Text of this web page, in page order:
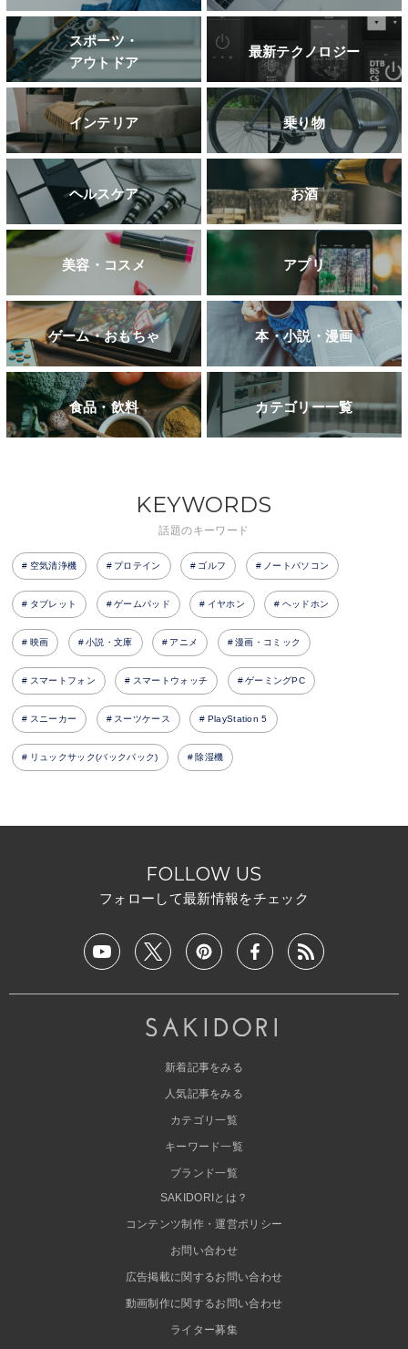
スポーツ・
アウトドア
最新テクノロジー
インテリア 乗り物
ヘルスケア お酒
美容・コスメ アプリ
ゲーム・おもちゃ 本・小説・漫画
食品・飲料 カテゴリー一覧
KEYWORDS
話題のキーワード
空気清浄機 プロテイン ゴルフ ノートパソコン
タブレット ゲームパッド イヤホン ヘッドホン
映画 小説・文庫 アニメ 漫画・コミック
スマートフォン スマートウォッチ ゲーミングPC
スニーカー スーツケース PlayStation 5
リュックサック(バックパック) 除湿機
FOLLOW US
フォローして最新情報をチェック
新着記事をみる
人気記事をみる
カテゴリ一覧
キーワード一覧
ブランド一覧
SAKIDORIとは？
コンテンツ制作・運営ポリシー
お問い合わせ
広告掲載に関するお問い合わせ
動画制作に関するお問い合わせ
ライター募集